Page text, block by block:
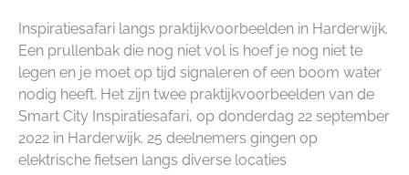
Inspiratiesafari langs praktijkvoorbeelden in Harderwijk.
Een prullenbak die nog niet vol is hoef je nog niet te
legen en je moet op tijd signaleren of een boom water
nodig heeft. Het zijn twee praktijkvoorbeelden van de
Smart City Inspiratiesafari, op donderdag 22 september
2022 in Harderwijk. 25 deelnemers gingen op
elektrische fietsen langs diverse locaties